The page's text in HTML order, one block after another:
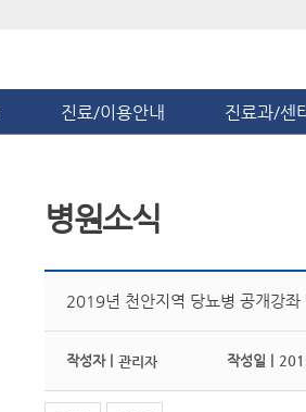
진료/이용안내 진료과/센
병원소식
2019년 천안지역 당뇨병 공개강좌
작성자 | 관리자 작성일 |